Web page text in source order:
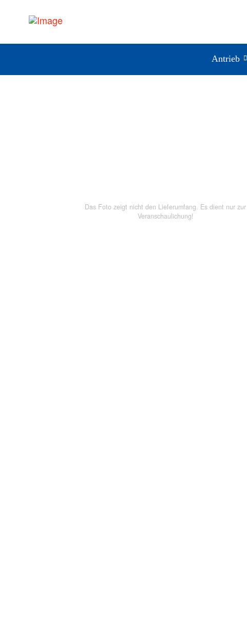
Antrieb
Das Foto zeigt nicht den Lieferumfang. Es dient nur zur
Veranschaulichung!